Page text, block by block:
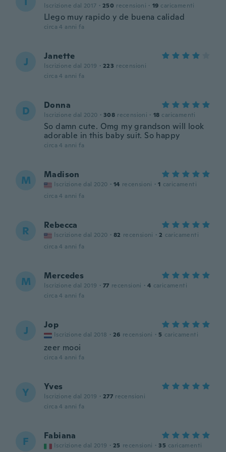
Iscrizione dal 2017 · 250 recensioni · 19 caricamenti
Llego muy rapido y de buena calidad
circa 4 anni fa
J Janette
Iscrizione dal 2019 · 223 recensioni
circa 4 anni fa
D Donna
Iscrizione dal 2020 · 308 recensioni · 18 caricamenti
So damn cute. Omg my grandson will look
adorable in this baby suit. So happy
circa 4 anni fa
M Madison
Iscrizione dal 2020 · 14 recensioni · 1 caricamenti
circa 4 anni fa
R Rebecca
Iscrizione dal 2020 · 82 recensioni · 2 caricamenti
circa 4 anni fa
M Mercedes
Iscrizione dal 2019 · 77 recensioni · 4 caricamenti
circa 4 anni fa
J Jop
Iscrizione dal 2018 · 26 recensioni · 5 caricamenti
zeer mooi
circa 4 anni fa
Y Yves
Iscrizione dal 2019 · 277 recensioni
circa 4 anni fa
F Fabiana
Iscrizione dal 2019 · 25 recensioni · 35 caricamenti